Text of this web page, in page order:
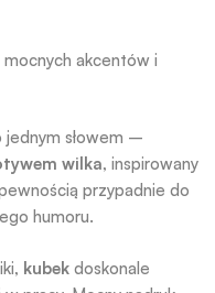
akcentów i
jednym słowem –
wilka, inspirowany
przypadnie do
humoru.
kubek doskonale